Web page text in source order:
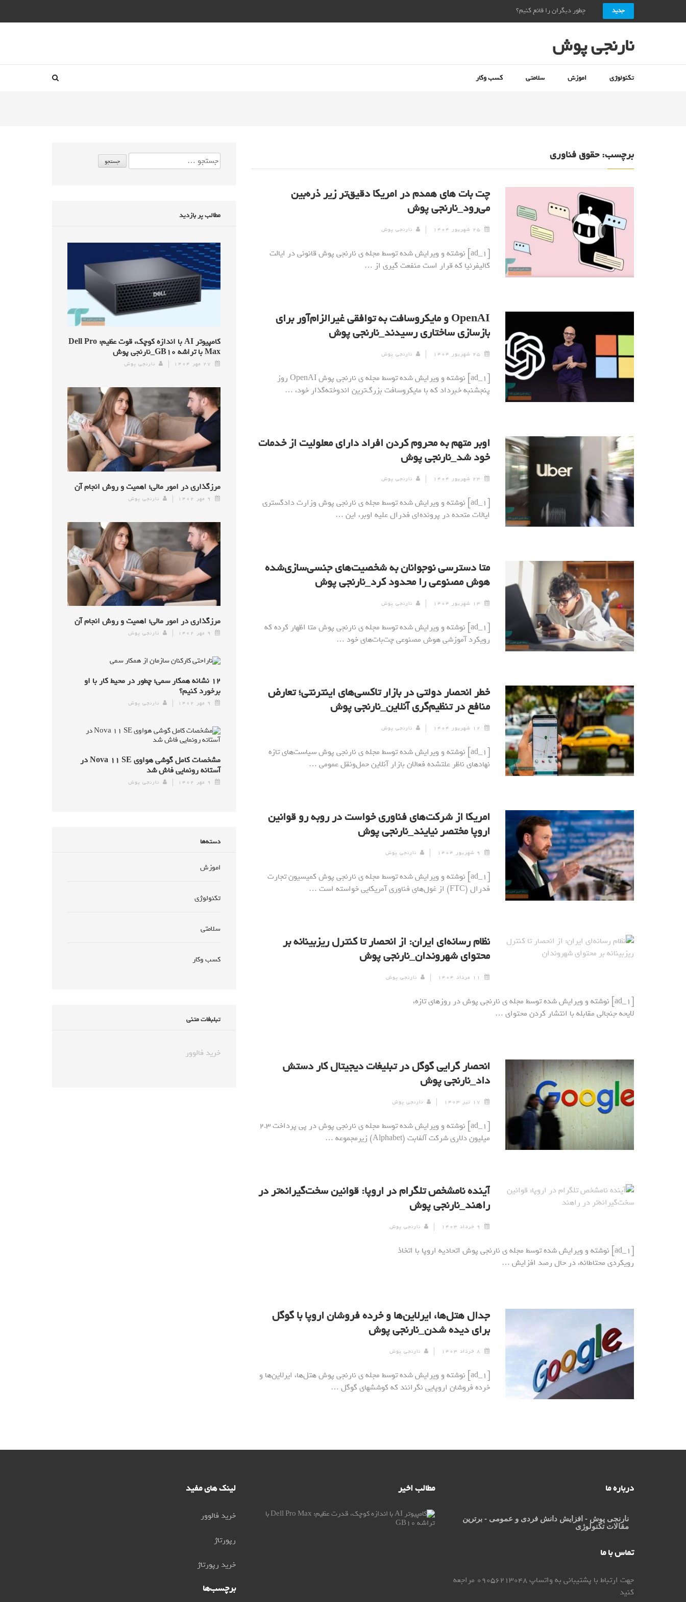
جدید چطور دیگران را قانع کنیم؟ + ۱۰ راز قانع کردن دیگران_نارنجی پوش
نارنجی پوش
تکنولوژی اموزش سلامتی کسب وکار
برچسب:حقوق فناوری
چت بات های همدم در امریکا دقیق‌تر زیر ذره‌بین
می‌رود_نارنجی پوش
۲۵ شهریور ۱۴۰۴ نارنجی پوش
[ad_1] نوشته و ویرایش شده توسط مجله ی نارنجی پوش قانونی در ایالت
کالیفرنیا که قرار است منفعت گیری از …
OpenAI و مایکروسافت به توافقی غیرالزام‌آور برای
بازسازی ساختاری رسیدند_نارنجی پوش
۲۵ شهریور ۱۴۰۴ نارنجی پوش
[ad_1] نوشته و ویرایش شده توسط مجله ی نارنجی پوش OpenAI روز
پنجشنبه خبرداد که با مایکروسافت بزرگ‌ترین اندوخته‌گذار خود، …
اوبر متهم به محروم کردن افراد دارای معلولیت از خدمات
خود شد_نارنجی پوش
۲۳ شهریور ۱۴۰۴ نارنجی پوش
[ad_1] نوشته و ویرایش شده توسط مجله ی نارنجی پوش وزارت دادگستری
ایالات متحده در پرونده‌ای فدرال علیه اوبر، این …
متا دسترسی نوجوانان به شخصیت‌های جنسی‌سازی‌شده
هوش مصنوعی را محدود کرد_نارنجی پوش
۱۳ شهریور ۱۴۰۴ نارنجی پوش
[ad_1] نوشته و ویرایش شده توسط مجله ی نارنجی پوش متا اظهار کرده که
رویکرد آموزشی هوش مصنوعی چت‌بات‌های خود …
خطر انحصار دولتی در بازار تاکسی‌های اینترنتی؛ تعارض
منافع در تنظیم‌گری آنلاین_نارنجی پوش
۱۲ شهریور ۱۴۰۴ نارنجی پوش
[ad_1] نوشته و ویرایش شده توسط مجله ی نارنجی پوش سیاست‌های تازه
نهادهای ناظر علتشده فعالان بازار آنلاین حمل‌ونقل عمومی …
امریکا از شرکت‌های فناوری خواست در روبه رو قوانین
اروپا مختصر نیایند_نارنجی پوش
۹ شهریور ۱۴۰۴ نارنجی پوش
[ad_1] نوشته و ویرایش شده توسط مجله ی نارنجی پوش کمیسیون تجارت
فدرال (FTC) از غول‌های فناوری آمریکایی خواسته است …
نظام رسانه‌ای ایران: از انحصار تا کنترل ریزبینانه بر
محتوای شهروندان_نارنجی پوش
۱۱ مرداد ۱۴۰۴ نارنجی پوش
[ad_1] نوشته و ویرایش شده توسط مجله ی نارنجی پوش در روزهای تازه،
لایحه جنجالی مقابله با انتشار کردن محتوای …
انحصار گرایی گوگل در تبلیغات دیجیتال کار دستش
داد_نارنجی پوش
۱۷ تیر ۱۴۰۳ نارنجی پوش
[ad_1] نوشته و ویرایش شده توسط مجله ی نارنجی پوش در پی پرداخت ۲.۳
میلیون دلاری شرکت آلفابت (Alphabet) زیرمجموعه …
آینده نامشخص تلگرام در اروپا: قوانین سخت‌گیرانه‌تر در
راهند_نارنجی پوش
۹ خرداد ۱۴۰۳ نارنجی پوش
[ad_1] نوشته و ویرایش شده توسط مجله ی نارنجی پوش اتحادیه اروپا با اتخاذ
رویکردی محتاطانه، در حال رصد افزایش …
جدال هتل‌ها، ایرلاین‌ها و خرده فروشان اروپا با گوگل
برای دیده شدن_نارنجی پوش
۸ خرداد ۱۴۰۳ نارنجی پوش
[ad_1] نوشته و ویرایش شده توسط مجله ی نارنجی پوش هتل‌ها، ایرلاین‌ها و
خرده فروشان اروپایی نگرانند که کوششهای گوگل …
مطالب پر بازدید
کامپیوتر AI با اندازه کوچک، قوت عظیم: Dell Pro
Max با تراشه GB۱۰_نارنجی پوش
۲۷ مهر ۱۴۰۴ نارنجی پوش
مرزگذاری در امور مالی؛ اهمیت و روش انجام آن
۹ مهر ۱۴۰۲ نارنجی پوش
مرزگذاری در امور مالی؛ اهمیت و روش انجام آن
۹ مهر ۱۴۰۲ نارنجی پوش
۱۲ نشانه همکار سمی؛ چطور در محیط کار با او
برخورد کنیم؟
۹ مهر ۱۴۰۲ نارنجی پوش
مشخصات کامل گوشی هواوی Nova ۱۱ SE در
آستانه رونمایی فاش شد
۹ مهر ۱۴۰۲ نارنجی پوش
دسته‌ها
اموزش
تکنولوژی
سلامتی
کسب وکار
تبلبغات متنی
خرید فالوور
درباره ما
نارنجی پوش - افزایش دانش فردی و عمومی - برترین
مقالات تکنولوژی
تماس با ما
جهت ارتباط با پشتیبانی به واتساپ 09056213048 مراجعه
کنید
مطالب اخیر
کامپیوتر
اندازه
لینک های مفید
خرید فالوور
رپورتاژ
خرید رپورتاژ
برچسب‌ها